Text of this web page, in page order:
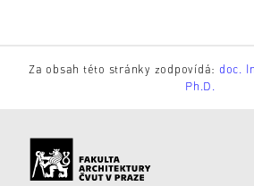
Za obsah této stránky zodpovídá: doc.
Ph.D.